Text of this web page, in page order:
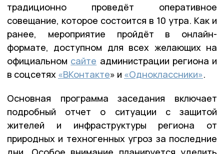
традиционно проведёт оперативное
совещание, которое состоится в 10 утра. Как и
ранее, мероприятие пройдёт в онлайн-
формате, доступном для всех желающих на
официальном сайте администрации региона и
в соцсетях «ВКонтакте» и «Одноклассники».
Основная программа заседания включает
подробный отчет о ситуации с защитой
жителей и инфраструктуры региона от
природных и техногенных угроз за последние